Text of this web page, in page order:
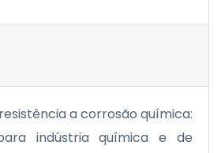
a corrosão química:
indústria química e de